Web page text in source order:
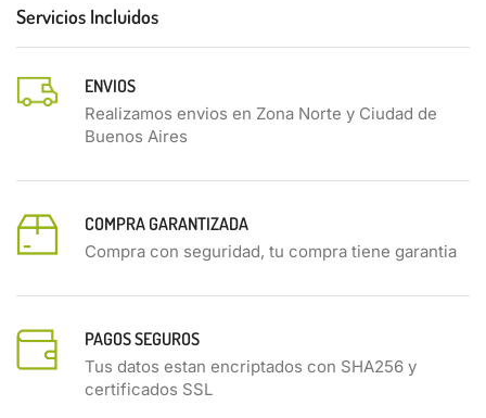
Servicios Incluidos
ENVIOS
Realizamos envios en Zona Norte y Ciudad de
Buenos Aires
COMPRA GARANTIZADA
Compra con seguridad, tu compra tiene garantia
PAGOS SEGUROS
Tus datos estan encriptados con SHA256 y
certificados SSL